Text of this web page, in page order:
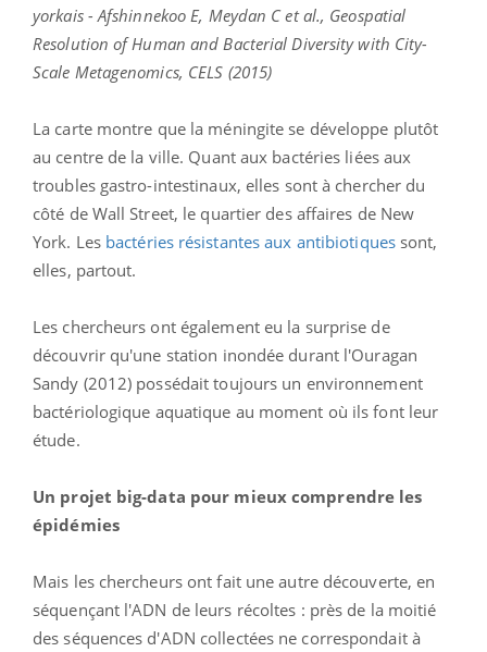
yorkais - Afshinnekoo E, Meydan C et al., Geospatial
Resolution of Human and Bacterial Diversity with City-
Scale Metagenomics, CELS (2015)
La carte montre que la méningite se développe plutôt
au centre de la ville. Quant aux bactéries liées aux
troubles gastro-intestinaux, elles sont à chercher du
côté de Wall Street, le quartier des affaires de New
York. Les bactéries résistantes aux antibiotiquessont,
elles, partout.
Les chercheurs ont également eu la surprise de
découvrir qu'une station inondée durant l'Ouragan
Sandy (2012) possédait toujours un environnement
bactériologique aquatique au moment où ils font leur
étude.
Un projet big-data pour mieux comprendre les
épidémies
Mais les chercheurs ont fait une autre découverte, en
séquençant l'ADN de leurs récoltes : près de la moitié
des séquences d'ADN collectées ne correspondait à